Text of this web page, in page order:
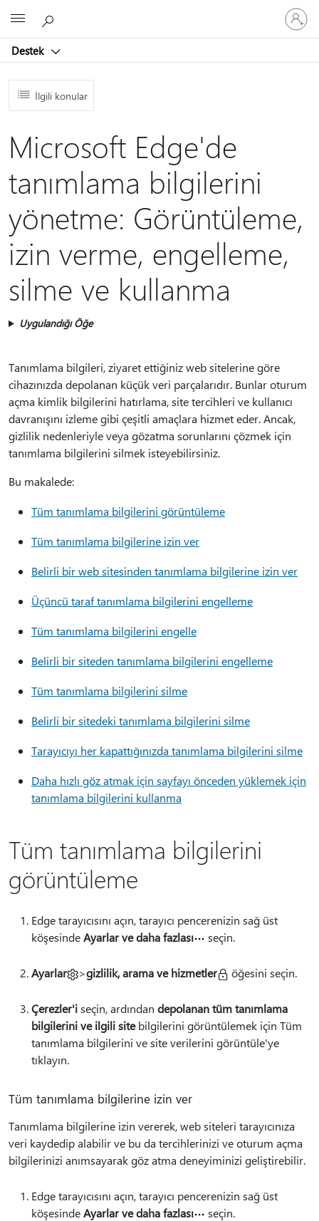
Destek
oturum
açın
İlgili konular
Microsoft Edge'de
tanımlama bilgilerini
yönetme: Görüntüleme,
izin verme, engelleme,
silme ve kullanma
Uygulandığı Öğe
Tanımlama bilgileri, ziyaret ettiğiniz web sitelerine göre
cihazınızda depolanan küçük veri parçalarıdır. Bunlar oturum
açma kimlik bilgilerini hatırlama, site tercihleri ve kullanıcı
davranışını izleme gibi çeşitli amaçlara hizmet eder. Ancak,
gizlilik nedenleriyle veya gözatma sorunlarını çözmek için
tanımlama bilgilerini silmek isteyebilirsiniz.
Bu makalede:
Tüm tanımlama bilgilerini görüntüleme
Tüm tanımlama bilgilerine izin ver
Belirli bir web sitesinden tanımlama bilgilerine izin ver
Üçüncü taraf tanımlama bilgilerini engelleme
Tüm tanımlama bilgilerini engelle
Belirli bir siteden tanımlama bilgilerini engelleme
Tüm tanımlama bilgilerini silme
Belirli bir sitedeki tanımlama bilgilerini silme
Tarayıcıyı her kapattığınızda tanımlama bilgilerini silme
Daha hızlı göz atmak için sayfayı önceden yüklemek için
tanımlama bilgilerini kullanma
Tüm tanımlama bilgilerini
görüntüleme
Edge tarayıcısını açın, tarayıcı pencerenizin sağ üst
köşesindeAyarlar ve daha fazlası seçin.
Ayarlar >gizlilik, arama ve hizmetler öğesini seçin.
Çerezler'iseçin, ardından depolanan tüm tanımlama
bilgilerini ve ilgili sitebilgilerini görüntülemek için Tüm
tanımlama bilgilerini ve site verilerini görüntüle'ye
tıklayın.
Tüm tanımlama bilgilerine izin ver
Tanımlama bilgilerine izin vererek, web siteleri tarayıcınıza
veri kaydedip alabilir ve bu da tercihlerinizi ve oturum açma
bilgilerinizi anımsayarak göz atma deneyiminizi geliştirebilir.
Edge tarayıcısını açın, tarayıcı pencerenizin sağ üst
köşesindeAyarlar ve daha fazlası seçin.